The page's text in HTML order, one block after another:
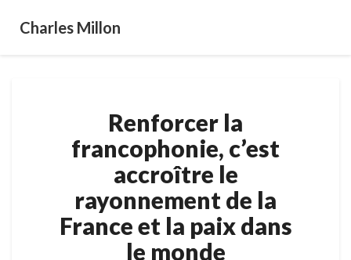
Charles Millon
la
francophonie,
c’est
accroître
le
rayonnement
de
la
France
Renforcer la
francophonie, c’est
accroître le
rayonnement de la
France et la paix dans
le monde